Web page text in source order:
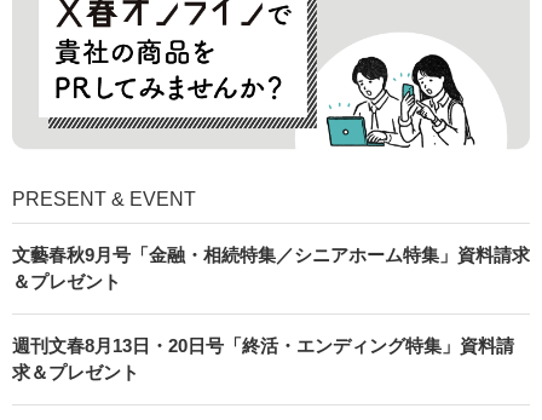
PRESENT & EVENT
文藝春秋9月号「金融・相続特集／シニアホーム特集」資料請求
＆プレゼント
週刊文春8月13日・20日号「終活・エンディング特集」資料請
求＆プレゼント